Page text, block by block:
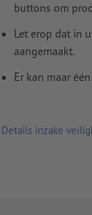
buttons om
Let erop dat in
aangemaakt.
Er kan maar
Details inzake